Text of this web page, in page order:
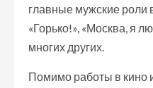
главные мужские роли
«Горько!», «Москва, я
многих других.
Помимо работы в кино